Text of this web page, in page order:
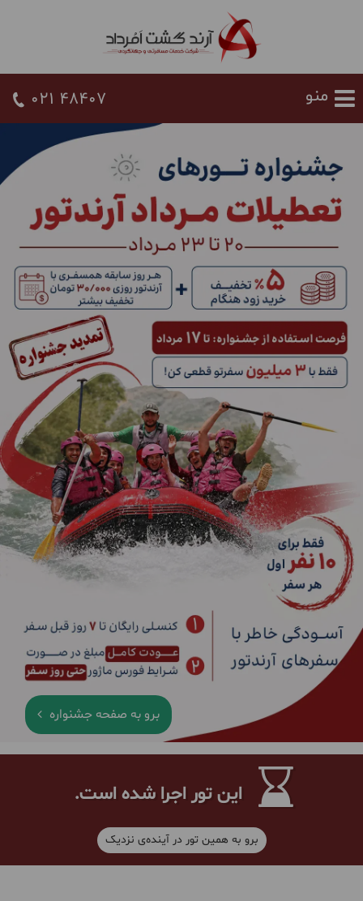
021 48407
برو به صفحه جشنواره
این تور اجرا شده است.
برو به همین تور در آینده‌ی نزدیک